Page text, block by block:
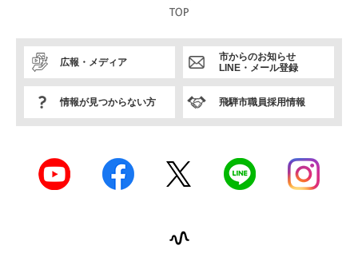
広報・メディア
市からのお知らせ
LINE・メール登録
情報が見つからない方 飛騨市職員採用情報